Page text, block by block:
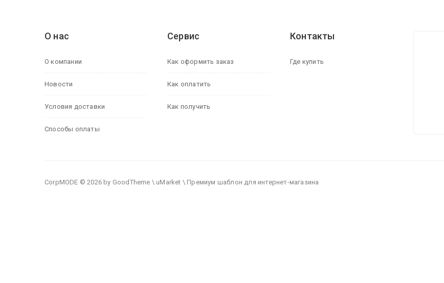
О нас
О компании
Новости
Условия доставки
Способы оплаты
Сервис
Как оформить заказ
Как оплатить
Как получить
Контакты
Где купить
CorpMODE © 2026 by GoodTheme \ uMarket \ Премиум шаблон для интернет-магазина